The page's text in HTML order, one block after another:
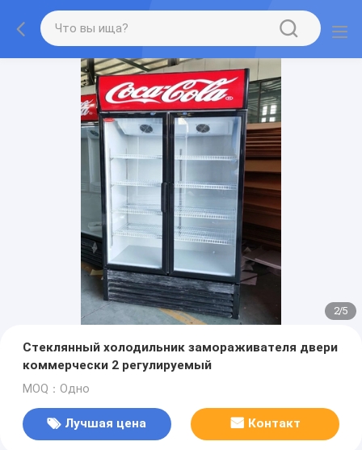
2/5
Стеклянный холодильник замораживателя двери
коммерчески 2 регулируемый
MOQ：Одно
Лучшая цена Контакт